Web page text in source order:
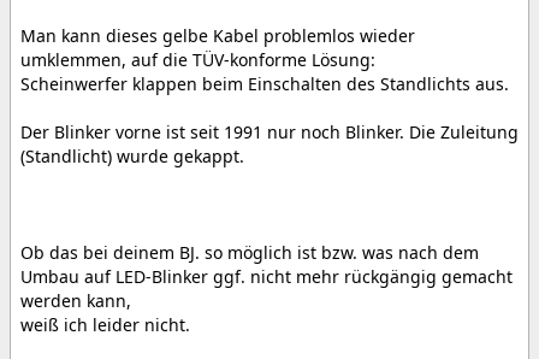
Man kann dieses gelbe Kabel problemlos wieder
umklemmen, auf die TÜV-konforme Lösung:
Scheinwerfer klappen beim Einschalten des Standlichts aus.
Der Blinker vorne ist seit 1991 nur noch Blinker. Die Zuleitung
(Standlicht) wurde gekappt.
Ob das bei deinem BJ. so möglich ist bzw. was nach dem
Umbau auf LED-Blinker ggf. nicht mehr rückgängig gemacht
werden kann,
weiß ich leider nicht.